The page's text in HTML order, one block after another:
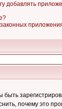
добавлять
почему это